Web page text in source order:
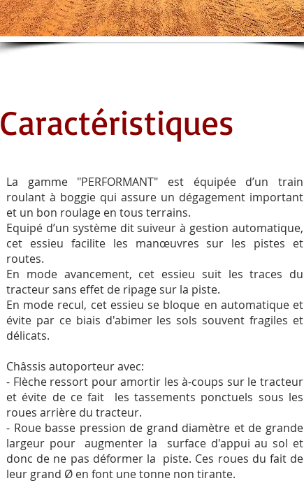
La gamme "PERFORMANT" est équipée d’un train
roulant à boggie qui assure un dégagement important
et un bon roulage en tous terrains.
Equipé d’un système dit suiveur à gestion automatique,
cet essieu facilite les manœuvres sur les pistes et
routes.
En mode avancement, cet essieu suit les traces du
tracteur sans effet de ripage sur la piste.
En mode recul, cet essieu se bloque en automatique et
évite par ce biais d'abimer les sols souvent fragiles et
délicats.
Châssis autoporteur avec:
- Flèche ressort pour amortir les à-coups sur le tracteur
et évite de ce fait les tassements ponctuels sous les
roues arrière du tracteur.
- Roue basse pression de grand diamètre et de grande
largeur pour augmenter la surface d'appui au sol et
donc de ne pas déformer la piste. Ces roues du fait de
leur grand Ø en font une tonne non tirante.
Caractéristiques